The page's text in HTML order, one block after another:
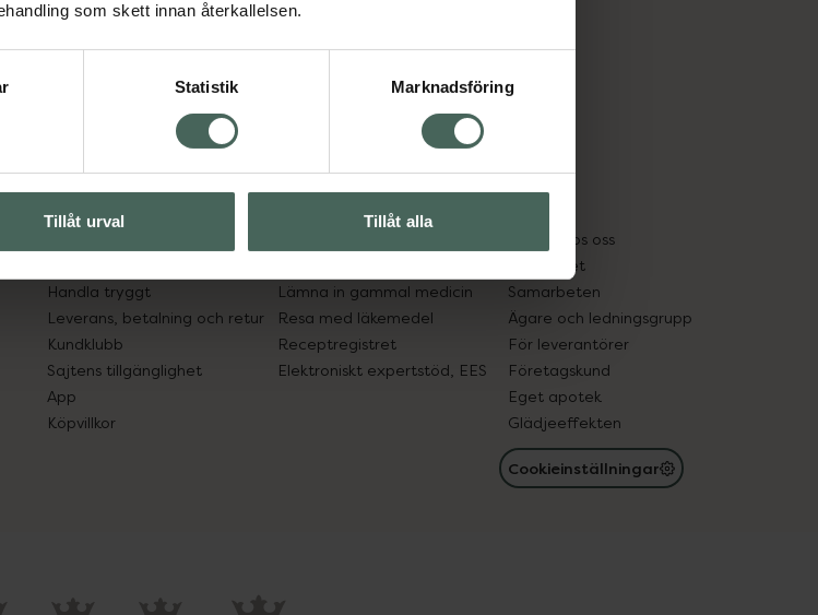
som skett innan återkallelsen.
Statistik Marknadsföring
Tillåt urval Tillåt alla
225 kr.
Kontakta oss
Handla tryggt
Leverans, betalning och retur
Kundklubb
Sajtens tillgänglighet
App
Köpvillkor
Lämna in gammal medicin
Resa med läkemedel
Receptregistret
Elektroniskt expertstöd, EES
Jobba hos oss
Hållbarhet
Samarbeten
Ägare och ledningsgrupp
För leverantörer
Företagskund
Eget apotek
Glädjeeffekten
Cookieinställningar